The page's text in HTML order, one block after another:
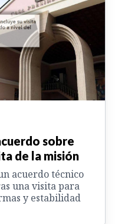
sobre
de la misión
acuerdo técnico
una visita para
y estabilidad